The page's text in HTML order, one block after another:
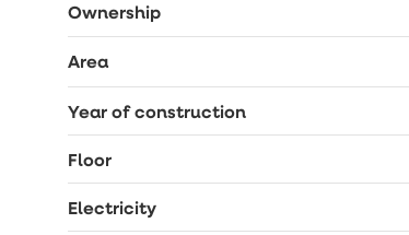
Ownership
Area
Year of construction
Floor
Electricity